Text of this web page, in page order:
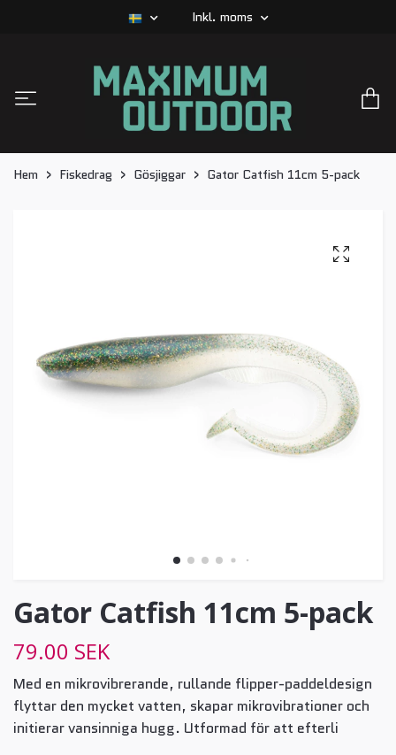
Inkl. moms
Hem Fiskedrag Gösjiggar Gator Catfish 11cm 5-pack
Gator Catfish 11cm 5-pack
79.00 SEK
Med en mikrovibrerande, rullande flipper-paddeldesign
flyttar den mycket vatten, skapar mikrovibrationer och
initierar vansinniga hugg. Utformad för att efterli